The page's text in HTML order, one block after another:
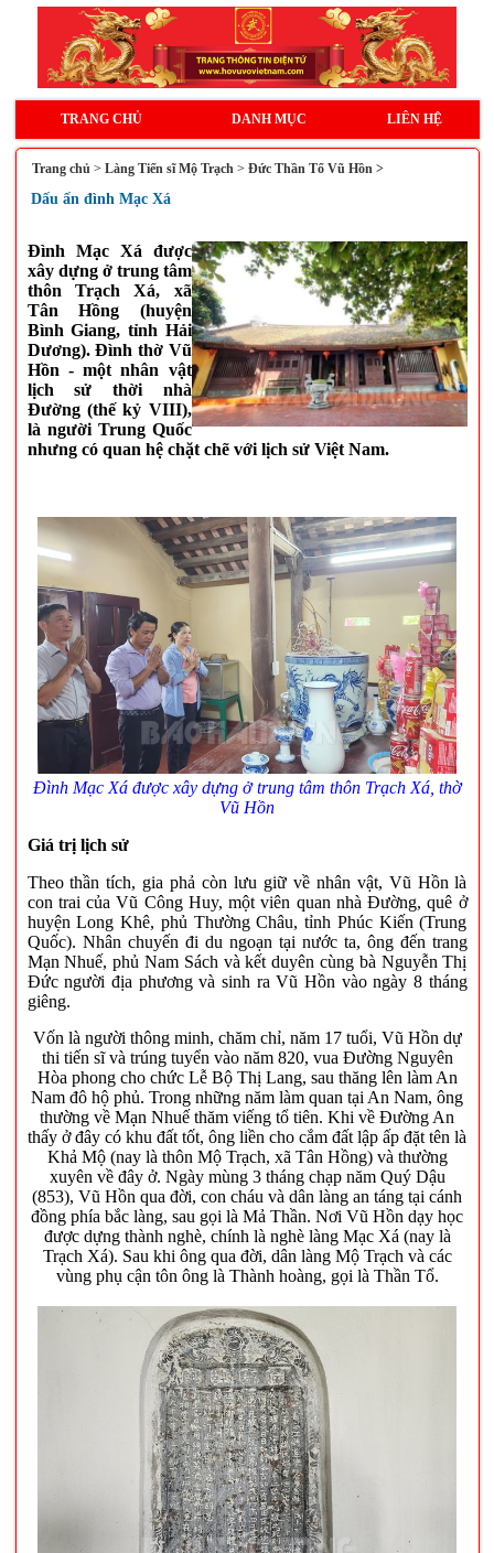
TRANG CHỦ DANH MỤC LIÊN HỆ
Trang chủ > Làng Tiến sĩ Mộ Trạch> Đức Thần Tổ Vũ Hồn >
Dấu ấn đình Mạc Xá
Đình Mạc Xá được
xây dựng ở trung tâm
thôn Trạch Xá, xã
Tân Hồng (huyện
Bình Giang, tỉnh Hải
Dương). Đình thờ Vũ
Hồn - một nhân vật
lịch sử thời nhà
Đường (thế kỷ VIII),
là người Trung Quốc
nhưng có quan hệ chặt chẽ với lịch sử Việt Nam.
Đình Mạc Xá được xây dựng ở trung tâm thôn Trạch Xá, thờ
Vũ Hồn
Giá trị lịch sử
Theo thần tích, gia phả còn lưu giữ về nhân vật, Vũ Hồn là
con trai của Vũ Công Huy, một viên quan nhà Đường, quê ở
huyện Long Khê, phủ Thường Châu, tỉnh Phúc Kiến (Trung
Quốc). Nhân chuyến đi du ngoạn tại nước ta, ông đến trang
Mạn Nhuế, phủ Nam Sách và kết duyên cùng bà Nguyễn Thị
Đức người địa phương và sinh ra Vũ Hồn vào ngày 8 tháng
giêng.
Vốn là người thông minh, chăm chỉ, năm 17 tuổi, Vũ Hồn dự
thi tiến sĩ và trúng tuyển vào năm 820, vua Đường Nguyên
Hòa phong cho chức Lễ Bộ Thị Lang, sau thăng lên làm An
Nam đô hộ phủ. Trong những năm làm quan tại An Nam, ông
thường về Mạn Nhuế thăm viếng tổ tiên. Khi về Đường An
thấy ở đây có khu đất tốt, ông liền cho cắm đất lập ấp đặt tên là
Khả Mộ (nay là thôn Mộ Trạch, xã Tân Hồng) và thường
xuyên về đây ở. Ngày mùng 3 tháng chạp năm Quý Dậu
(853), Vũ Hồn qua đời, con cháu và dân làng an táng tại cánh
đồng phía bắc làng, sau gọi là Mả Thần. Nơi Vũ Hồn dạy học
được dựng thành nghè, chính là nghè làng Mạc Xá (nay là
Trạch Xá). Sau khi ông qua đời, dân làng Mộ Trạch và các
vùng phụ cận tôn ông là Thành hoàng, gọi là Thần Tổ.